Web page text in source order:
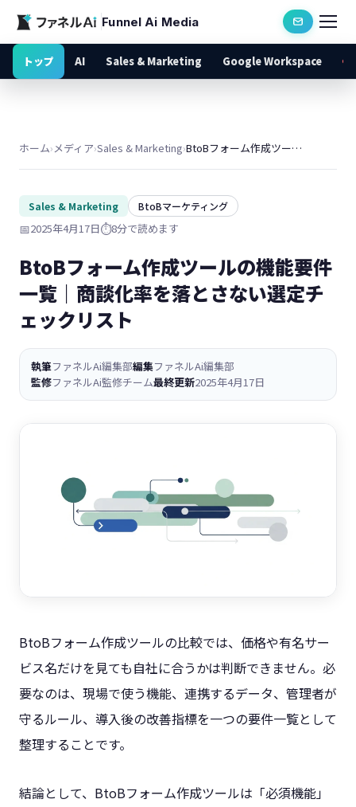
Funnel Ai Media
トップ AI Sales & Marketing Google Workspace
ホーム›メディア›Sales & Marketing› BtoBフォーム作成ツールの機能要件一覧｜商談化率を落とさない選定チェックリスト
Sales & Marketing BtoBマーケティング
📅2025年4月17日⏱️8分で読めます
BtoBフォーム作成ツールの機能要件
一覧｜商談化率を落とさない選定チ
ェックリスト
執筆ファネルAi編集部編集ファネルAi編集部
監修ファネルAi監修チーム最終更新2025年4月17日
BtoBフォーム作成ツールの比較では、価格や有名サー
ビス名だけを見ても自社に合うかは判断できません。必
要なのは、現場で使う機能、連携するデータ、管理者が
守るルール、導入後の改善指標を一つの要件一覧として
整理することです。
結論として、BtoBフォーム作成ツールは「必須機能」